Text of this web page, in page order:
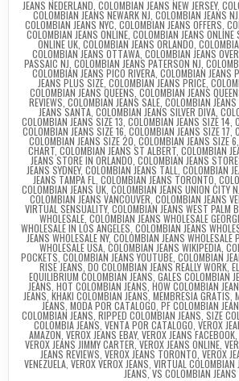
JEANS NEDERLAND COLOMBIAN JEANS NEW JERSEY,
COLOMBIAN JEANS NEWARK NJ COLOMBIAN JEANS NJ
COLOMBIAN JEANS NYC COLOMBIAN JEANS OFFERS
COLOMBIAN JEANS ONLINE, COLOMBIAN JEANS ONLINE
ONLINE UK COLOMBIAN JEANS ORLANDO
COLOMBIAN JEANS OTTAWA COLOMBIAN JEANS
PASSAIC NJ COLOMBIAN JEANS PATERSON NJ
COLOMBIAN JEANS PICO RIVERA COLOMBIAN JEANS
JEANS PLUS SIZE COLOMBIAN JEANS PRICE
COLOMBIAN JEANS QUEENS COLOMBIAN JEANS
REVIEWS COLOMBIAN JEANS SALE COLOMBIAN
JEANS SANTA COLOMBIAN JEANS SILVER DIVA
COLOMBIAN JEANS SIZE 13 COLOMBIAN JEANS SIZE 14
COLOMBIAN JEANS SIZE 16, COLOMBIAN JEANS SIZE 17,
COLOMBIAN JEANS SIZE 20 COLOMBIAN JEANS SIZE 6
CHART COLOMBIAN JEANS ST ALBERT COLOMBIAN
JEANS STORE IN ORLANDO COLOMBIAN JEANS
JEANS SYDNEY, COLOMBIAN JEANS TALL COLOMBIAN
JEANS TAMPA FL COLOMBIAN JEANS TORONTO
COLOMBIAN JEANS UK COLOMBIAN JEANS UNION CITY
COLOMBIAN JEANS VANCOUVER COLOMBIAN JEANS
VIRTUAL SENSUALITY, COLOMBIAN JEANS WEST PALM
WHOLESALE COLOMBIAN JEANS WHOLESALE
WHOLESALE IN LOS ANGELES COLOMBIAN JEANS
JEANS WHOLESALE NY, COLOMBIAN JEANS WHOLESALE
WHOLESALE USA COLOMBIAN JEANS WIKIPEDIA
POCKETS COLOMBIAN JEANS YOUTUBE COLOMBIAN
RISE JEANS DO COLOMBIAN JEANS REALLY WORK
EQUILIBRIUM COLOMBIAN JEANS GALES COLOMBIAN
JEANS HOT COLOMBIAN JEANS HOW COLOMBIAN
JEANS KHAKI COLOMBIAN JEANS, MEMBRESIA GRATIS
JEANS MODA POR CATALOGO PF COLOMBIAN
COLOMBIAN JEANS RIPPED COLOMBIAN JEANS SIZE
COLOMBIA JEANS VENTA POR CATALOGO VEROX
AMAZON VEROX JEANS EBAY, VEROX JEANS FACEBOOK
VEROX JEANS JIMMY CARTER ,VEROX JEANS ONLINE,
JEANS REVIEWS VEROX JEANS TORONTO VEROX
VENEZUELA VEROX VEROX JEANS VIRTUAL COLOMBIAN
JEANS ,VS COLOMBIAN JEANS